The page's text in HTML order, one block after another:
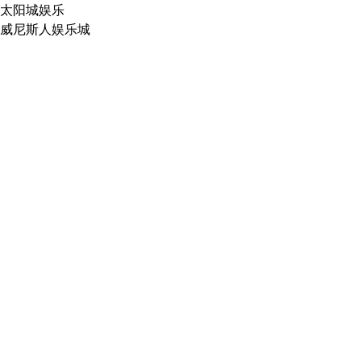
太阳城娱乐
威尼斯人娱乐城